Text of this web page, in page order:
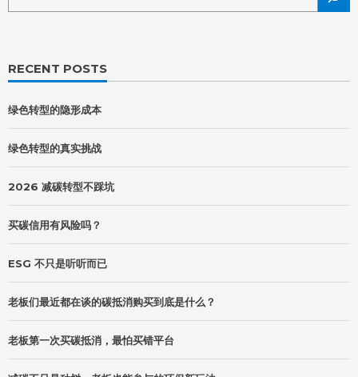
RECENT POSTS
绿色转型的隐形成本
绿色转型的真实挑战
2026 减碳转型不踩坑
买碳信用有风险吗？
ESG 不只是听听而已
老板们最近都在谈的碳抵消购买到底是什么？
老板第一次买碳抵消，最怕买错平台